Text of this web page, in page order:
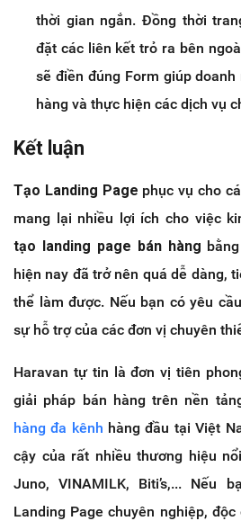
thời gian ngắn. Đồng thời
đặt các liên kết trỏ ra bên
sẽ điền đúng Form giúp
hàng và thực hiện các dịch vụ
Kết luận
Tạo Landing Page phục vụ cho
mang lại nhiều lợi ích cho việc
tạo landing page bán hàng
hiện nay đã trở nên quá dễ dàng,
thể làm được. Nếu bạn có yêu
sự hỗ trợ của các đơn vị chuyên
Haravan tự tin là đơn vị tiên
giải pháp bán hàng trên nền
hàng đa kênh hàng đầu tại Việt
cậy của rất nhiều thương hiệu
Juno, VINAMILK, Biti’s,... Nếu
Landing Page chuyên nghiệp,